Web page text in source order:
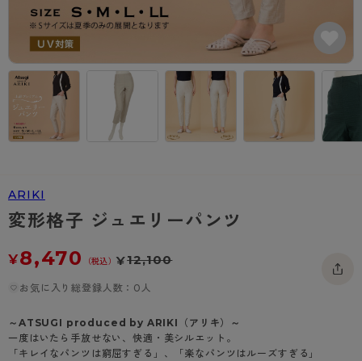
- 柄ストッキング
- ショート丈ストッキング
- 着圧ストッキング
- パンティ部レスストッキング
タイツ
- 柄タイツ
- ひざ下丈タイツ
- 着圧タイツ
ソックス・靴下
レギンス・スパッツ
- ノンワイヤーブラ
- ワイヤーブラ
- ブラトップ
ショーツ
- レギュラーショーツ
- ガードル・補正ショーツ
肌着・インナー
- 長袖（七分袖以上）
- タンクトップ
- カップ付きインナー
ボトムス
トップス
ルームウェア・パジャマ
アクティブ・スポーツ
- スポーツブラ
- スポーツボトムス
雑貨・小物
スニーカー丈・くるぶし丈ソックス
ハイソックス
ボクサー
トランクス
Tバック・ビキニ
肌着・インナー
ボトムス
トップス
ルームウェア・パジャマ
クルー・レギュラー丈ソックス
スニーカー丈・くるぶし丈ソックス
ハイソックス
スクールソックス
ノンワイヤーブラ
ワイヤーブラ
スポーツブラ
ショーツ
レギュラーショーツ
ボクサー
アスティーグ
クリアビューティアクティブ
スゴスト
フェイクタイツ
hotto comfort
BT
スクールタイム
みんなの、みんなの。
CLINICAL
ハイジュニ
商品選びのお手伝い
お悩み別ガードル
ブラジャー特集
私に似合う、ストッキング選び
タイツの選び方
ご利用ガイド
はじめての方へ
よくある質問（FAQ）
お支払い方法について
配送方法について
返品・交換について
お問い合わせについて
ARIKI
変形格子 ジュエリーパンツ
¥8,470 （税込） ¥12,100
お気に入り総登録人数：0人
～ATSUGI produced by ARIKI（アリキ）～
一度はいたら手放せない、快適・美シルエット。
「キレイなパンツは窮屈すぎる」、「楽なパンツはルーズすぎる」